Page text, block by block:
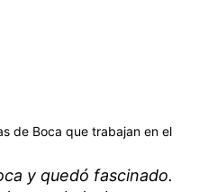
de Boca que trabajan en el
y quedó fascinado.